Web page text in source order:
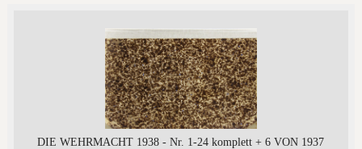
DIE WEHRMACHT 1938 - Nr. 1-24 komplett + 6 VON 1937